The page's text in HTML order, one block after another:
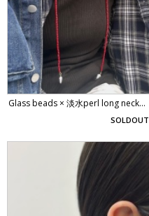
Glass beads × 淡水perl long neck...
SOLDOUT